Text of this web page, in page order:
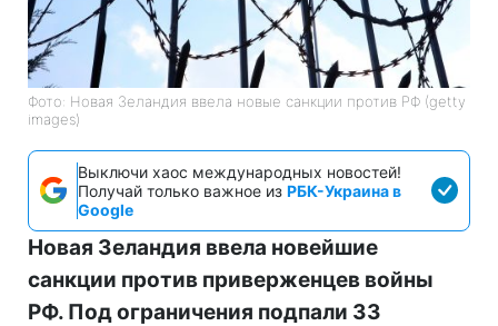
Фото: Новая Зеландия ввела новые санкции против РФ (getty
images)
Выключи хаос международных новостей!
Получай только важное из РБК-Украина в
Google
Новая Зеландия ввела новейшие
санкции против приверженцев войны
РФ. Под ограничения подпали 33